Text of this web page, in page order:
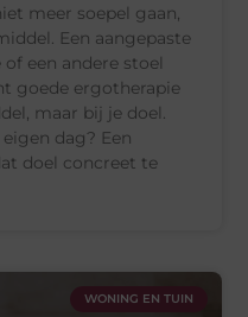
meer soepel gaan,
Een aangepaste
een andere stoel
goede ergotherapie
maar bij je doel.
dag? Een
doel concreet te
WONING EN TUIN